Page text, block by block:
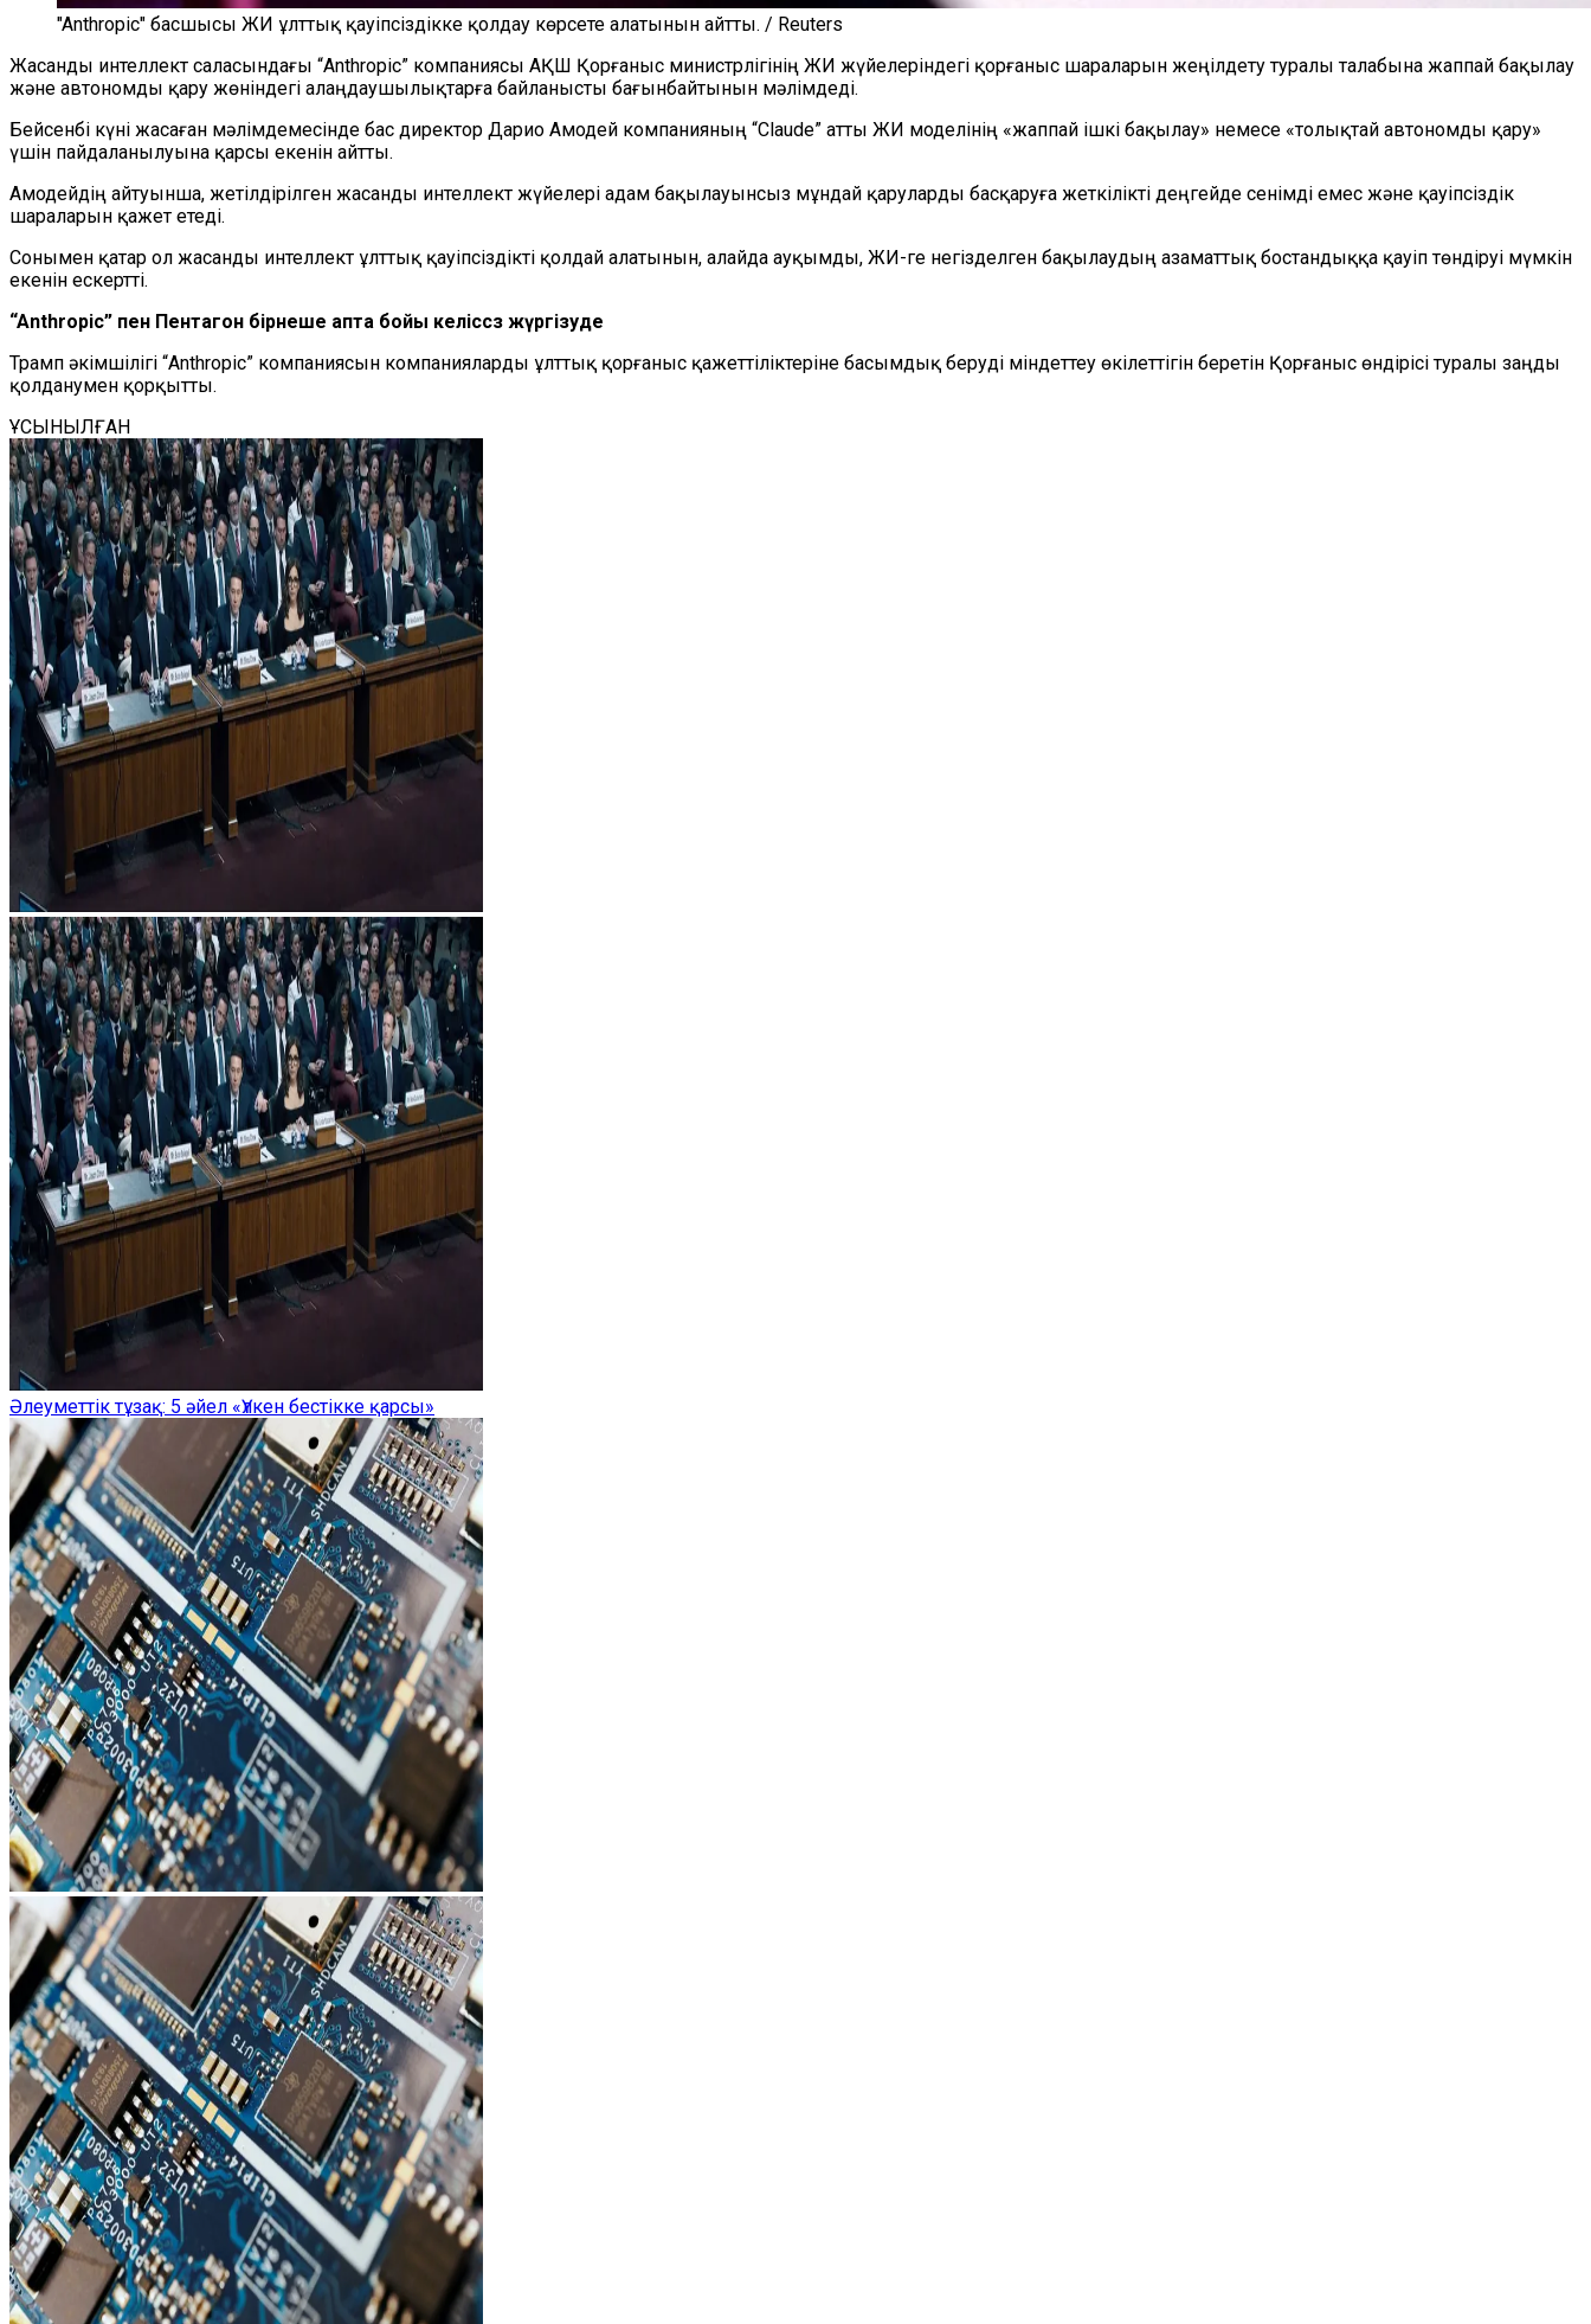
"Anthropic" басшысы ЖИ ұлттық қауіпсіздікке қолдау көрсете алатынын айтты. / Reuters
Жасанды интеллект саласындағы “Anthropic” компаниясы АҚШ Қорғаныс министрлігінің ЖИ жүйелеріндегі қорғаныс шараларын жеңілдету туралы талабына жаппай бақылау
және автономды қару жөніндегі алаңдаушылықтарға байланысты бағынбайтынын мәлімдеді.
Бейсенбі күні жасаған мәлімдемесінде бас директор Дарио Амодей компанияның “Claude” атты ЖИ моделінің «жаппай ішкі бақылау» немесе «толықтай автономды қару»
үшін пайдаланылуына қарсы екенін айтты.
Амодейдің айтуынша, жетілдірілген жасанды интеллект жүйелері адам бақылауынсыз мұндай қаруларды басқаруға жеткілікті деңгейде сенімді емес және қауіпсіздік
шараларын қажет етеді.
Сонымен қатар ол жасанды интеллект ұлттық қауіпсіздікті қолдай алатынын, алайда ауқымды, ЖИ-ге негізделген бақылаудың азаматтық бостандыққа қауіп төндіруі мүмкін
екенін ескертті.
“Anthropic” пен Пентагон бірнеше апта бойы келіссөз жүргізуде
Трамп әкімшілігі “Anthropic” компаниясын компанияларды ұлттық қорғаныс қажеттіліктеріне басымдық беруді міндеттеу өкілеттігін беретін Қорғаныс өндірісі туралы заңды
қолданумен қорқытты.
ҰСЫНЫЛҒАН
Әлеуметтік тұзақ: 5 әйел «Үлкен бестікке қарсы»